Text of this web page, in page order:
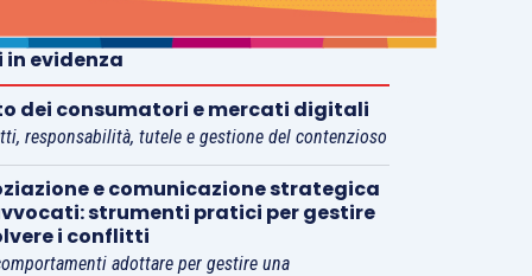
in evidenza
dei consumatori e mercati digitali
responsabilità, tutele e gestione del contenzioso
e comunicazione strategica
strumenti pratici per gestire
i conflitti
adottare per gestire una